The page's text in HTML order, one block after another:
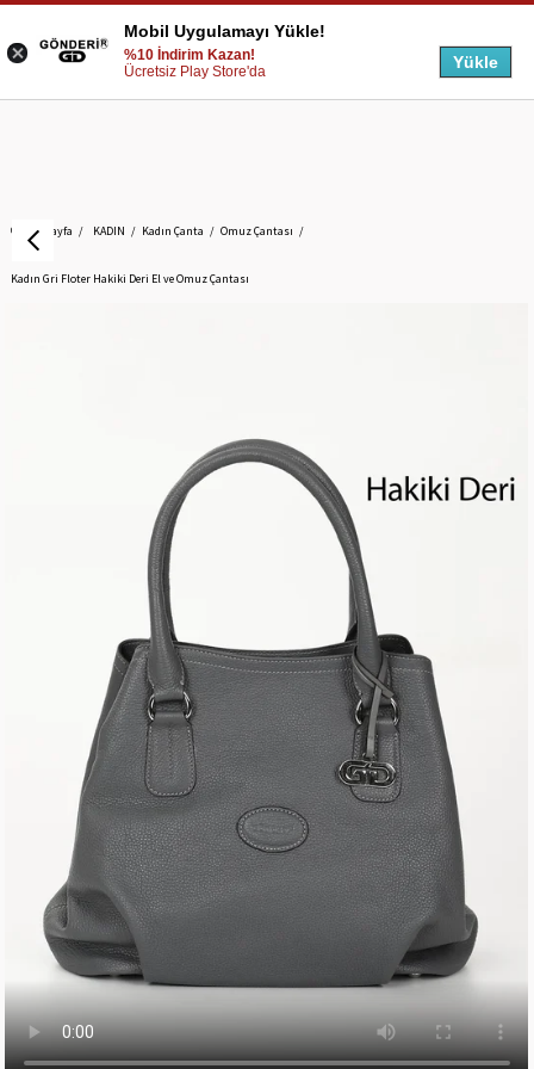
Anasayfa KADIN Kadın Çanta Omuz Çantası
Kadın Gri Floter Hakiki Deri El ve Omuz Çantası
Mobil Uygulamayı Yükle!
%10 İndirim Kazan!
Ücretsiz Play Store'da
Yükle